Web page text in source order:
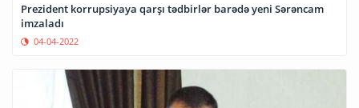
Prezident korrupsiyaya qarşı tədbirlər barədə yeni Sərəncam
imzaladı
04-04-2022